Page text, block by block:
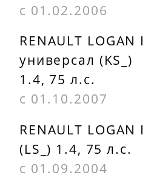
с 01.02.2006
RENAULT LOGAN I
универсал (KS_)
1.4, 75 л.с.
с 01.10.2007
RENAULT LOGAN I
(LS_) 1.4, 75 л.с.
с 01.09.2004